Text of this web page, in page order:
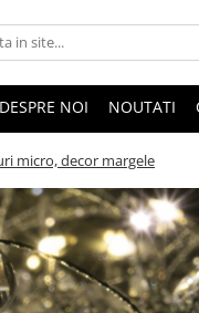
DESPRE NOI NOUTATI
micro, decor margele